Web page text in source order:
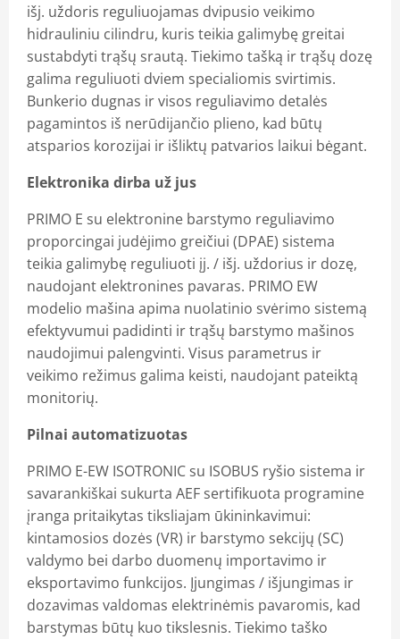
išj. uždoris reguliuojamas dvipusio veikimo
hidrauliniu cilindru, kuris teikia galimybę greitai
sustabdyti trąšų srautą. Tiekimo tašką ir trąšų dozę
galima reguliuoti dviem specialiomis svirtimis.
Bunkerio dugnas ir visos reguliavimo detalės
pagamintos iš nerūdijančio plieno, kad būtų
atsparios korozijai ir išliktų patvarios laikui bėgant.
Elektronika dirba už jus
PRIMO E su elektronine barstymo reguliavimo
proporcingai judėjimo greičiui (DPAE) sistema
teikia galimybę reguliuoti įj. / išj. uždorius ir dozę,
naudojant elektronines pavaras. PRIMO EW
modelio mašina apima nuolatinio svėrimo sistemą
efektyvumui padidinti ir trąšų barstymo mašinos
naudojimui palengvinti. Visus parametrus ir
veikimo režimus galima keisti, naudojant pateiktą
monitorių.
Pilnai automatizuotas
PRIMO E-EW ISOTRONIC su ISOBUS ryšio sistema ir
savarankiškai sukurta AEF sertifikuota programine
įranga pritaikytas tiksliajam ūkininkavimui:
kintamosios dozės (VR) ir barstymo sekcijų (SC)
valdymo bei darbo duomenų importavimo ir
eksportavimo funkcijos. Įjungimas / išjungimas ir
dozavimas valdomas elektrinėmis pavaromis, kad
barstymas būtų kuo tikslesnis. Tiekimo taško